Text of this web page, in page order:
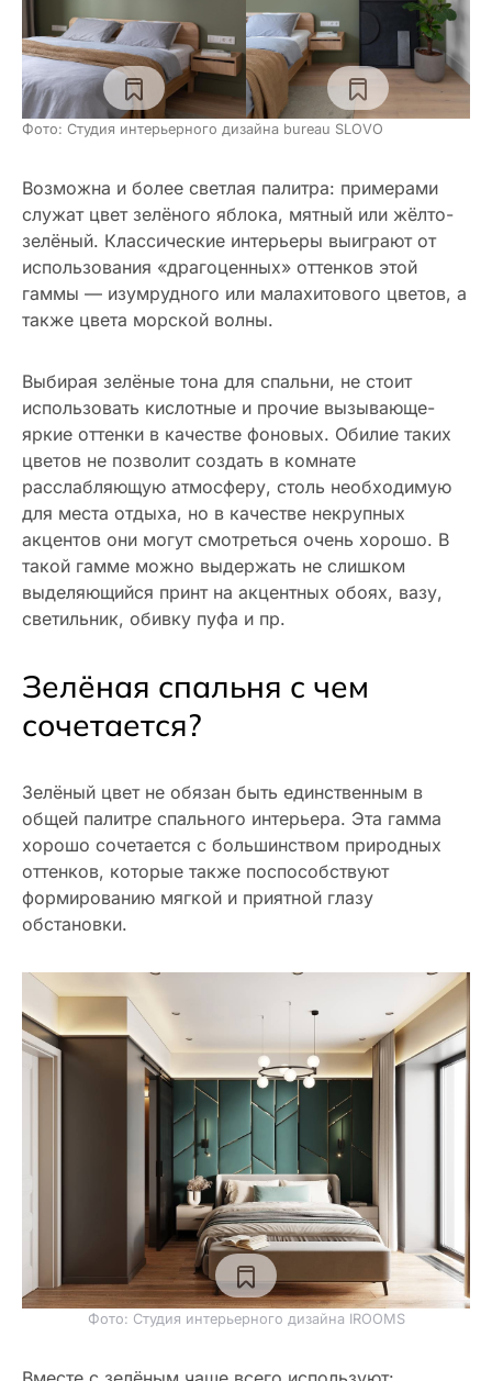
Фото: Студия интерьерного дизайна bureau SLOVO
Возможна и более светлая палитра: примерами
служат цвет зелёного яблока, мятный или жёлто-
зелёный. Классические интерьеры выиграют от
использования «драгоценных» оттенков этой
гаммы — изумрудного или малахитового цветов, а
также цвета морской волны.
Выбирая зелёные тона для спальни, не стоит
использовать кислотные и прочие вызывающе-
яркие оттенки в качестве фоновых. Обилие таких
цветов не позволит создать в комнате
расслабляющую атмосферу, столь необходимую
для места отдыха, но в качестве некрупных
акцентов они могут смотреться очень хорошо. В
такой гамме можно выдержать не слишком
выделяющийся принт на акцентных обоях, вазу,
светильник, обивку пуфа и пр.
Зелёная спальня с чем
сочетается?
Зелёный цвет не обязан быть единственным в
общей палитре спального интерьера. Эта гамма
хорошо сочетается с большинством природных
оттенков, которые также поспособствуют
формированию мягкой и приятной глазу
обстановки.
Фото: Студия интерьерного дизайна IROOMS